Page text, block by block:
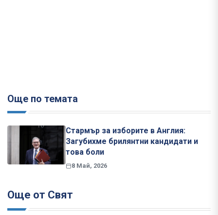
Още по темата
Стармър за изборите в Англия:
Загубихме брилянтни кандидати и
това боли
8 Май, 2026
Още от Свят